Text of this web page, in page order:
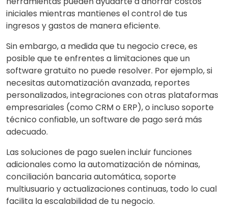
iniciales mientras mantienes el control de tus
ingresos y gastos de manera eficiente.
Sin embargo, a medida que tu negocio crece, es
posible que te enfrentes a limitaciones que un
software gratuito no puede resolver. Por ejemplo, si
necesitas automatización avanzada, reportes
personalizados, integraciones con otras plataformas
empresariales (como CRM o ERP), o incluso soporte
técnico confiable, un software de pago será más
adecuado.
Las soluciones de pago suelen incluir funciones
adicionales como la automatización de nóminas,
conciliación bancaria automática, soporte
multiusuario y actualizaciones continuas, todo lo cual
facilita la escalabilidad de tu negocio.